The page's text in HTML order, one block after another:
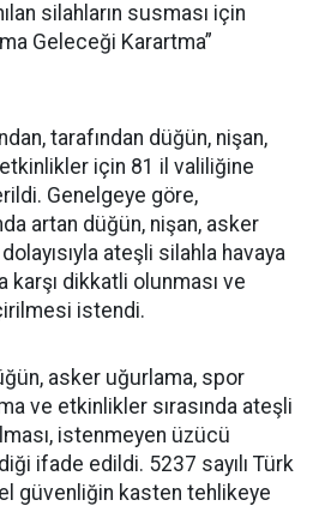
silahların susması için
Geleceği Karartma”
tarafından düğün, nişan,
için 81 il valiliğine
Genelgeye göre,
artan düğün, nişan, asker
ateşli silahla havaya
karşı dikkatli olunması ve
istendi.
asker uğurlama, spor
ve etkinlikler sırasında ateşli
istenmeyen üzücü
ifade edildi. 5237 sayılı Türk
güvenliğin kasten tehlikeye